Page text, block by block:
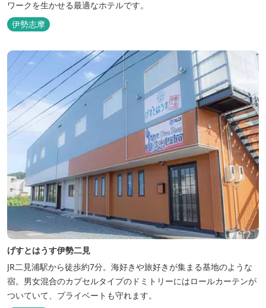
ワークを生かせる最適なホテルです。
伊勢志摩
げすとはうす伊勢二見
JR二見浦駅から徒歩約7分。海好きや旅好きが集まる基地のような
宿。男女混合のカプセルタイプのドミトリーにはロールカーテンが
ついていて、プライベートも守れます。